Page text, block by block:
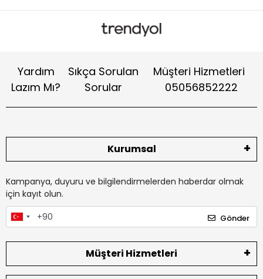
Yardım
Lazım Mı?
Sıkça Sorulan
Sorular
Müşteri Hizmetleri
05056852222
Kurumsal
Kampanya, duyuru ve bilgilendirmelerden haberdar olmak
için kayıt olun.
Gönder
Müşteri Hizmetleri